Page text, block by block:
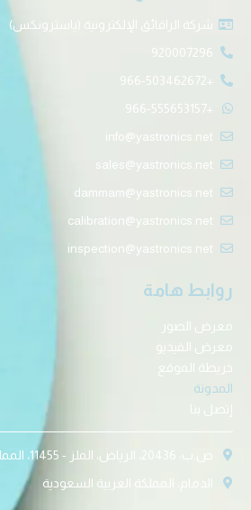
شركة الراقائق الإلكترونية (ياسترونكس)
920007296
+966-503462672
+966-555653157
info@yastronics.net
sales@yastronics.net
dammam@yastronics.net
calibration@yastronics.net
inspection@yastronics.net
روابط هامة
معرض الصور
معرض الفيديو
خريطة الموقع
المدونة
إتصل بنا
ص.ب: 20436، الرياض، الملز - 11455، المملكة العربية السعودية
الدمام، المملكة العربية السعودية